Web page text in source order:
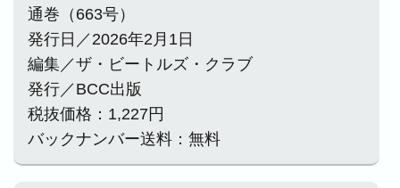
通巻（663号）
発行日／2026年2月1日
編集／ザ・ビートルズ・クラブ
発行／BCC出版
税抜価格：1,227円
バックナンバー送料：無料